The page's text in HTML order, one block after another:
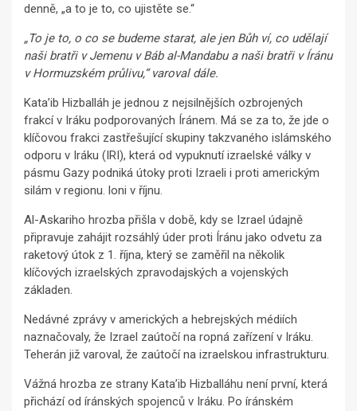
denně, „a to je to, co ujistěte se.“
„To je to, o co se budeme starat, ale jen Bůh ví, co udělají
naši bratři v Jemenu v Báb al-Mandabu a naši bratři v Íránu
v Hormuzském průlivu,“ varoval dále.
Kata’ib Hizballáh je jednou z nejsilnějších ozbrojených
frakcí v Iráku podporovaných Íránem. Má se za to, že jde o
klíčovou frakci zastřešující skupiny takzvaného islámského
odporu v Iráku (IRI), která od vypuknutí izraelské války v
pásmu Gazy podniká útoky proti Izraeli i proti americkým
silám v regionu. loni v říjnu.
Al-Askariho hrozba přišla v době, kdy se Izrael údajně
připravuje zahájit rozsáhlý úder proti Íránu jako odvetu za
raketový útok z 1. října, který se zaměřil na několik
klíčových izraelských zpravodajských a vojenských
základen.
Nedávné zprávy v amerických a hebrejských médiích
naznačovaly, že Izrael zaútočí na ropná zařízení v Iráku.
Teherán již varoval, že zaútočí na izraelskou infrastrukturu.
Vážná hrozba ze strany Kata’ib Hizballáhu není první, která
přichází od íránských spojenců v Iráku. Po íránském